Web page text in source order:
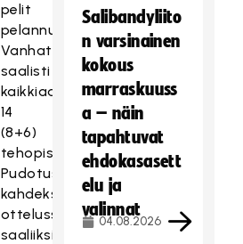
pelit
pelannut
Vanhatalo
saalisti
kaikkiaan
14
(8+6)
tehopistettä.
Pudotuspeleissä
kahdeksassa
ottelussa
saaliiksi
Salibandyliito
n varsinainen
kokous
marraskuuss
a – näin
tapahtuvat
ehdokasasett
elu ja
valinnat
04.08.2026